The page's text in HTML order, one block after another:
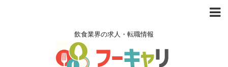
飲食業界の求人・転職情報